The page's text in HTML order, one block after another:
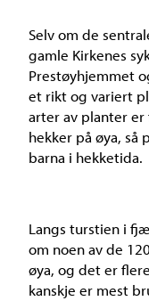
Selv om de
gamle Kirkenes
Prestøyhjemmet
et rikt og variert
arter av planter
hekker på øya, så
barna i hekketida.
Langs turstien i
om noen av de
øya, og det er
kanskje er mest